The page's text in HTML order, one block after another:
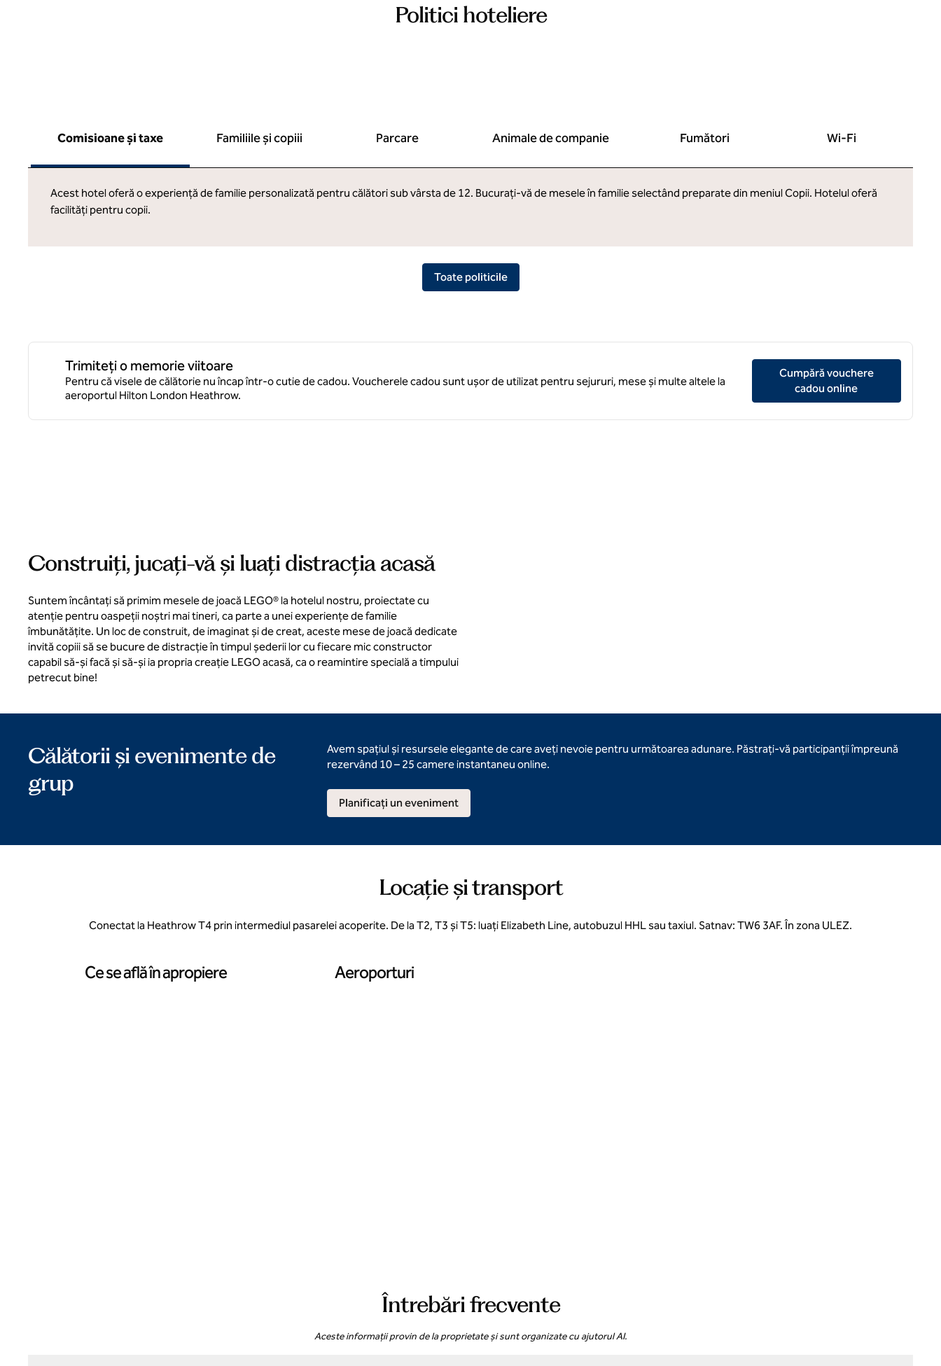
Politici hoteliere
Comisioane și taxe Familiile și copiii Parcare Animale de companie Fumători Wi-Fi
Acest hotel oferă o experiență de familie personalizată pentru călători sub vârsta de 12. Bucurați-vă de mesele în familie selectând preparate din meniul Copii. Hotelul oferă
facilități pentru copii.
Toate politicile
Trimiteți o memorie viitoare
Pentru că visele de călătorie nu încap într-o cutie de cadou. Voucherele cadou sunt ușor de utilizat pentru sejururi, mese și multe altele la
aeroportul Hilton London Heathrow.
Cumpără vouchere
cadou online,
Construiți, jucați-vă și luați distracția acasă
Suntem încântați să primim mesele de joacă LEGO® la hotelul nostru, proiectate cu
atenție pentru oaspeții noștri mai tineri, ca parte a unei experiențe de familie
îmbunătățite. Un loc de construit, de imaginat și de creat, aceste mese de joacă dedicate
invită copiii să se bucure de distracție în timpul șederii lor cu fiecare mic constructor
capabil să-și facă și să-și ia propria creație LEGO acasă, ca o reamintire specială a timpului
petrecut bine!
Călătorii și evenimente de
grup
Avem spațiul și resursele elegante de care aveți nevoie pentru următoarea adunare. Păstrați-vă participanții împreună
rezervând 10 – 25 camere instantaneu online.
Planificați un eveniment
Locație și transport
Conectat la Heathrow T4 prin intermediul pasarelei acoperite. De la T2, T3 și T5: luați Elizabeth Line, autobuzul HHL sau taxiul. Satnav: TW6 3AF. În zona ULEZ.
Ce se află în apropiere Aeroporturi
Întrebări frecvente
Aceste informații provin de la proprietate și sunt organizate cu ajutorul AI.